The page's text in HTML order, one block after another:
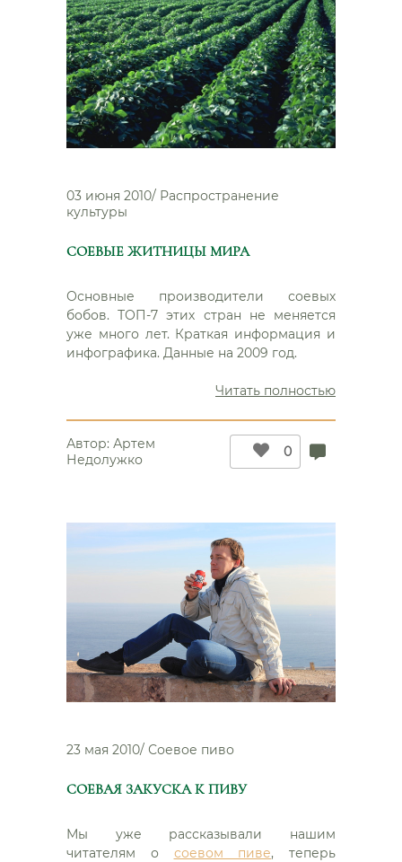
03 июня 2010/ Распространение
культуры
СОЕВЫЕ ЖИТНИЦЫ МИРА
Основные производители соевых
бобов. ТОП-7 этих стран не меняется
уже много лет. Краткая информация и
инфографика. Данные на 2009 год.
Читать полностью“Соевые
Автор: Артем
Недолужко
0
23 мая 2010/ Соевое пиво
СОЕВАЯ ЗАКУСКА К ПИВУ
Мы уже рассказывали нашим
читателям о соевом пиве, теперь